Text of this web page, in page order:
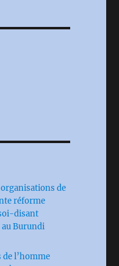
de
réforme
disant
Burundi
de l’homme